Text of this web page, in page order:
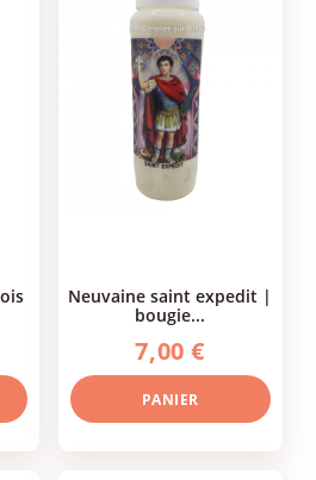
neuvaine saint expedit |
bougie...
7,00 €
PANIER